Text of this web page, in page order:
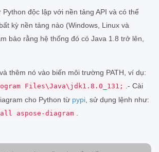
độc lập với nền tảng API và có thể
kỳ nền tảng nào (Windows, Linux và
bảo rằng hệ thống đó có Java 1.8 trở lên,
thêm nó vào biến môi trường PATH, ví dụ:
Files\Java\jdk1.8.0_131;
.- Cài
cho Python từ pypi , sử dụng lệnh như:
aspose-diagram